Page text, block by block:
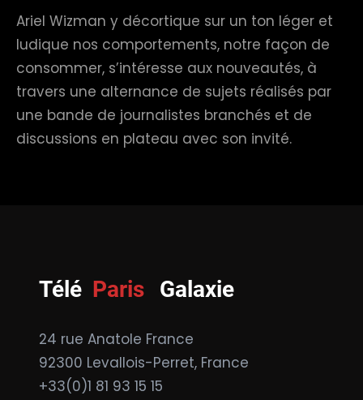
Ariel Wizman y décortique sur un ton léger et
ludique nos comportements, notre façon de
consommer, s’intéresse aux nouveautés, à
travers une alternance de sujets réalisés par
une bande de journalistes branchés et de
discussions en plateau avec son invité.
Télé Paris Galaxie
24 rue Anatole France
92300 Levallois-Perret, France
+33(0)1 81 93 15 15